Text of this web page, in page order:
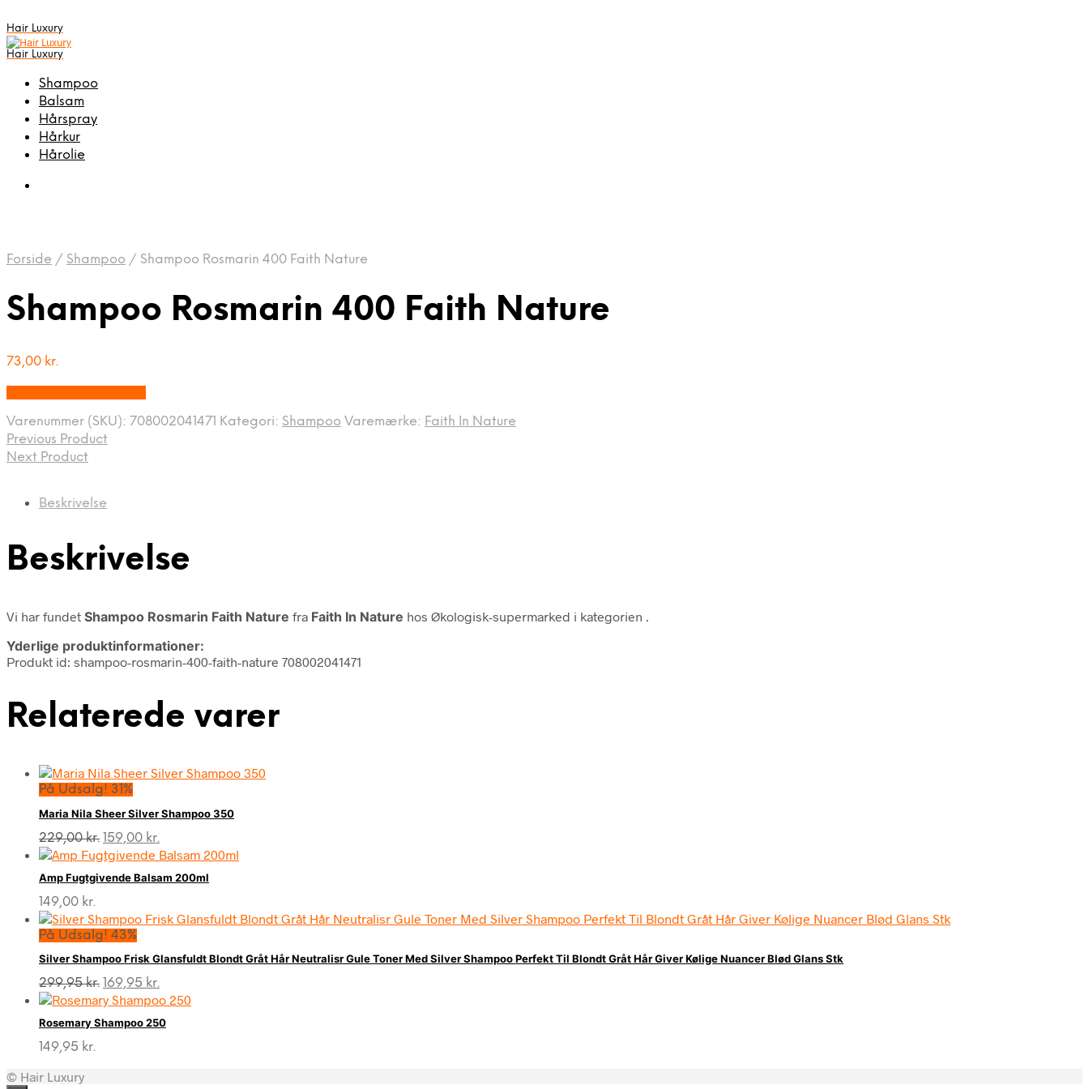
Hair Luxury
Hair Luxury
Shampoo
Balsam
Hårspray
Hårkur
Hårolie
Forside / Shampoo / Shampoo Rosmarin 400 Faith Nature
Shampoo Rosmarin 400 Faith Nature
73,00 kr.
Varenummer (SKU): 708002041471 Kategori: Shampoo Varemærke: Faith In Nature
Previous Product
Next Product
Beskrivelse
Beskrivelse
Vi har fundet Shampoo Rosmarin Faith Nature fra Faith In Nature hos Økologisk-supermarked i kategorien
Yderlige produktinformationer:
Produkt id: shampoo-rosmarin-400-faith-nature 708002041471
Relaterede varer
På Udsalg! 31%
Maria Nila Sheer Silver Shampoo 350
229,00kr. Den
oprindelige
var:
159,00 kr.
aktuelle
er:
Amp Fugtgivende Balsam 200ml
149,00 kr.
På Udsalg! 43%
Silver Shampoo Frisk Glansfuldt Blondt Gråt Hår Neutralisr Gule Toner Med Silver Shampoo Perfekt Til Blondt Gråt Hår Giver Kølige Nuancer Blød Glans Stk
299,95kr. Den
oprindelige
var:
169,95 kr.
aktuelle
er:
Rosemary Shampoo 250
149,95 kr.
© Hair Luxury